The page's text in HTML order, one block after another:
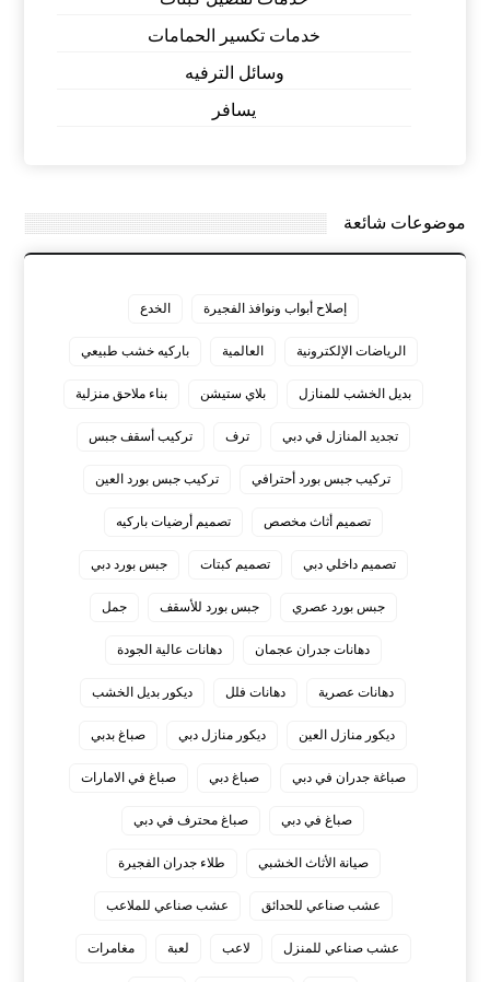
خدمات تكسير الحمامات
وسائل الترفيه
يسافر
موضوعات شائعة
إصلاح أبواب ونوافذ الفجيرة الخدع
الرياضات الإلكترونية العالمية باركيه خشب طبيعي
بديل الخشب للمنازل بلاي ستيشن بناء ملاحق منزلية
تجديد المنازل في دبي ترف تركيب أسقف جبس
تركيب جبس بورد أحترافي تركيب جبس بورد العين
تصميم أثاث مخصص تصميم أرضيات باركيه
تصميم داخلي دبي تصميم كبتات جبس بورد دبي
جبس بورد عصري جبس بورد للأسقف جمل
دهانات جدران عجمان دهانات عالية الجودة
دهانات عصرية دهانات فلل ديكور بديل الخشب
ديكور منازل العين ديكور منازل دبي صباغ بدبي
صباغة جدران في دبي صباغ دبي صباغ في الامارات
صباغ في دبي صباغ محترف في دبي
صيانة الأثاث الخشبي طلاء جدران الفجيرة
عشب صناعي للحدائق عشب صناعي للملاعب
عشب صناعي للمنزل لاعب لعبة مغامرات